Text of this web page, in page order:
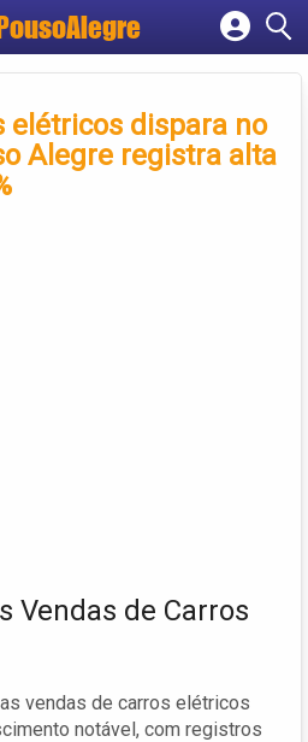
Cadastrar empresa
Criar conta
elétricos dispara no
Alegre registra alta
Vendas de Carros
vendas de carros elétricos
notável, com registros